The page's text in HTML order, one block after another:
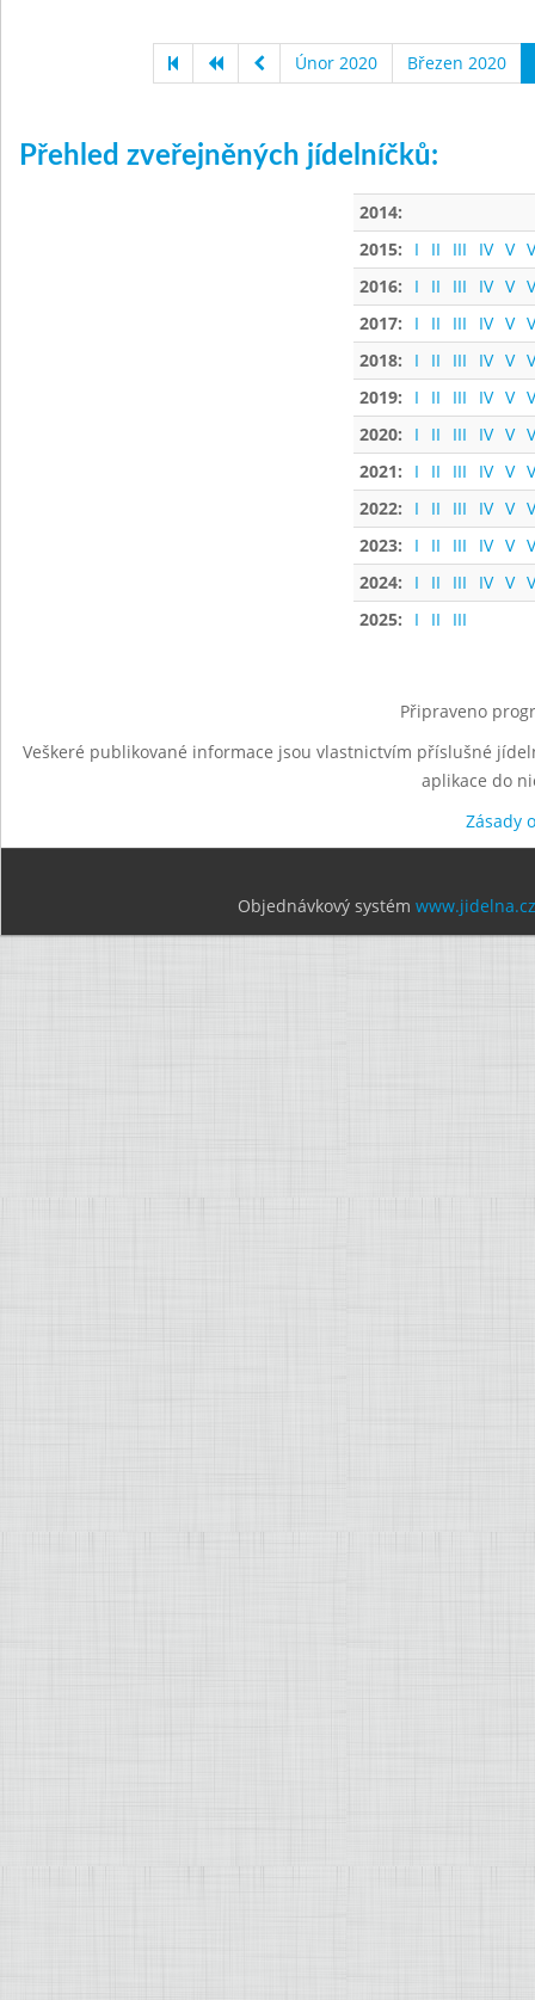
Únor 2020 Březen 2020
Přehled zveřejněných jídelníčků:
2014:
2015:
I II III IV V
2016:
I II III IV V
2017:
I II III IV V
2018:
I II III IV V
2019:
I II III IV V
2020:
I II III IV V
2021:
I II III IV V
2022:
I II III IV V
2023:
I II III IV V
2024:
I II III IV V
2025:
I II III
Připraveno
Veškeré publikované informace jsou vlastnictvím příslušné
aplikace do
Zásady
Objednávkový systém www.jidelna.cz